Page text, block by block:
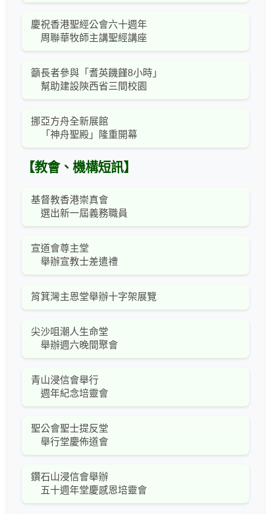
慶祝香港聖經公會六十週年
周聯華牧師主講聖經講座
籲長者參與「耆英饑饉8小時」
幫助建設陝西省三間校園
挪亞方舟全新展館
「神舟聖殿」隆重開幕
【教會、機構短訊】
基督教香港崇真會
選出新一屆義務職員
宣道會尊主堂
舉辦宣教士差遣禮
筲箕灣主恩堂舉辦十字架展覽
尖沙咀潮人生命堂
舉辦週六晚間聚會
青山浸信會舉行
週年紀念培靈會
聖公會聖士提反堂
舉行堂慶佈道會
鑽石山浸信會舉辦
五十週年堂慶感恩培靈會